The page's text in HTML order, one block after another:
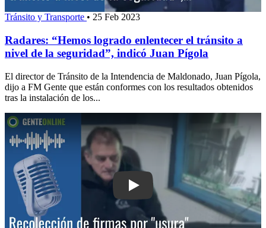
Tránsito y Transporte • 25 Feb 2023
Radares: “Hemos logrado enlentecer el tránsito a
nivel de la seguridad”, indicó Juan Pígola
El director de Tránsito de la Intendencia de Maldonado, Juan Pígola,
dijo a FM Gente que están conformes con los resultados obtenidos
tras la instalación de los...
Play: Recolección de firmas por